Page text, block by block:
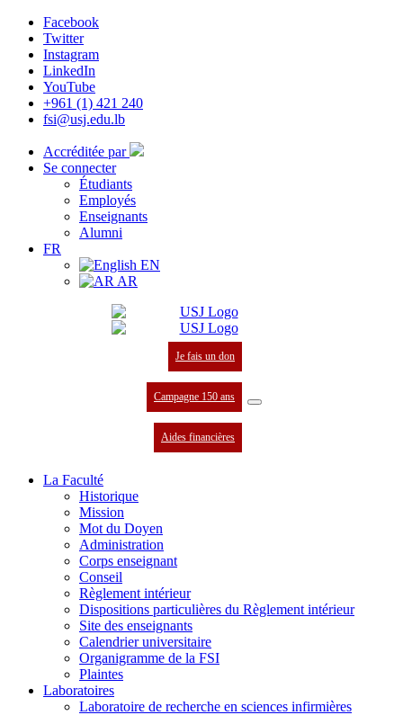
Facebook
Twitter
Instagram
LinkedIn
YouTube
+961 (1) 421 240
fsi@usj.edu.lb
Accréditée par
Se connecter
Étudiants
Employés
Enseignants
Alumni
FR
EN
AR
Je fais un don
Campagne 150 ans
Aides financières
La Faculté
Historique
Mission
Mot du Doyen
Administration
Corps enseignant
Conseil
Règlement intérieur
Dispositions particulières du Règlement intérieur
Site des enseignants
Calendrier universitaire
Organigramme de la FSI
Plaintes
Laboratoires
Laboratoire de recherche en sciences infirmières